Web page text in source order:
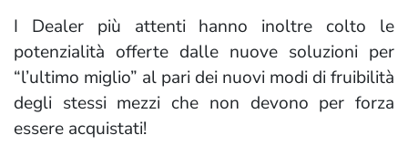
I Dealer più attenti hanno inoltre colto le
potenzialità offerte dalle nuove soluzioni per
“l’ultimo miglio” al pari dei nuovi modi di fruibilità
degli stessi mezzi che non devono per forza
essere acquistati!